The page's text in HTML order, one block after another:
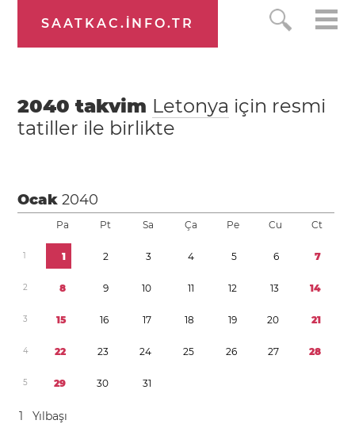
SAATKAC.INFO.TR
2040 takvim Letonya için resmi
tatiller ile birlikte
Ocak2040
Pa Pt Sa Ça Pe Cu Ct
1 1 2 3 4 5 6 7
2 8 9 10 11 12 13 14
3 15 16 17 18 19 20 21
4 22 23 24 25 26 27 28
5 29 30 31
1 Yılbaşı